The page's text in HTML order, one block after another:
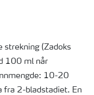
strekning (Zadoks
100 ml når
10-20
fra 2-bladstadiet. En